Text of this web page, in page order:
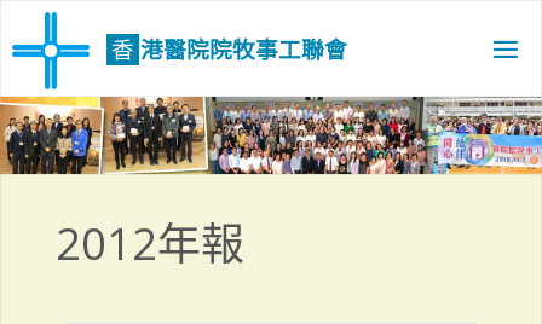
to
香 港醫院院牧事工聯會
2012年報